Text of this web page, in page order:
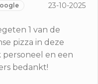
23-10-2025
1 van de
pizza in deze
personeel en een
bedankt!